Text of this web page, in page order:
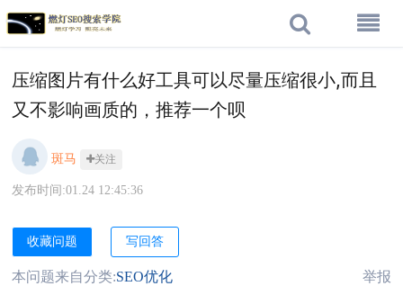
压缩图片有什么好工具可以尽量压缩很小,而且
又不影响画质的，推荐一个呗
斑马 关注
发布时间:01.24 12:45:36
收藏问题 写回答
本问题来自分类:SEO优化 举报